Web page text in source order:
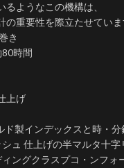
ようなこの機構は、
重要性を際立たせていま
き
時間
上げ
ド製インデックスと時・分
ュ 仕上げの半マルタ十字
ングクラスプコ・ンフォ